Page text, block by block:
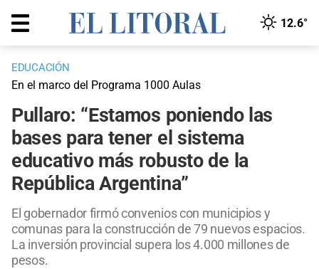
12.6°
EDUCACIÓN
En el marco del Programa 1000 Aulas
Pullaro: “Estamos poniendo las
bases para tener el sistema
educativo más robusto de la
República Argentina”
El gobernador firmó convenios con municipios y
comunas para la construcción de 79 nuevos espacios.
La inversión provincial supera los 4.000 millones de
pesos.